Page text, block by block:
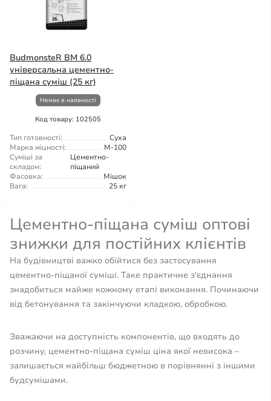
BudmonsteR BM 6.0
універсальна цементно-
піщана суміш (25 кг)
Немає в наявності
Код товару: 102505
Тип готовності:
Суха
Марка міцності:
М-100
Суміші за
складом:
Цементно-
піщаний
Фасовка:
Мішок
Вага:
25 кг
Цементно-піщана суміш оптові
знижки для постійних клієнтів
На будівництві важко обійтися без застосування
цементно-піщаної суміші. Таке практичне з'єднання
знадобиться майже кожному етапі виконання. Починаючи
від бетонування та закінчуючи кладкою, обробкою.
Зважаючи на доступність компонентів, що входять до
розчину, цементно-піщана суміш ціна якої невисока –
залишається найбільш бюджетною в порівнянні з іншими
будсумішами.